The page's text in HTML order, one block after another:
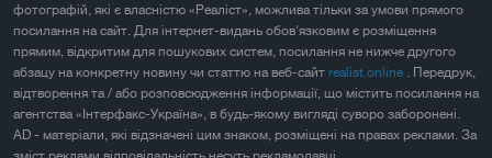
фотографій, які є власністю «Реаліст», можлива тільки за умови прямого
посилання на сайт. Для інтернет-видань обов'язковим є розміщення
прямим, відкритим для пошукових систем, посилання не нижче другого
абзацу на конкретну новину чи статтю на веб-сайт realist.online . Передрук,
відтворення та / або розповсюдження інформації, що містить посилання на
агентства «Інтерфакс-Україна», в будь-якому вигляді суворо заборонені.
AD - матеріали, які відзначені цим знаком, розміщені на правах реклами. За